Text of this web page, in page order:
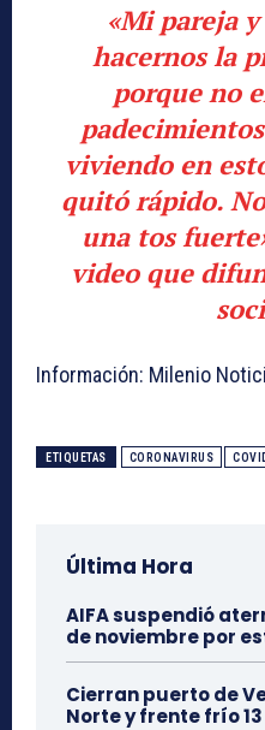
«Mi pareja
hacernos la
porque no
viviendo en
quitó rápido.
una tos
video que
Información: Milenio
ETIQUETAS CORONAVIRUS
Última Hora
AIFA suspendió
de noviembre por
Cierran puerto de
Norte y frente frío 13